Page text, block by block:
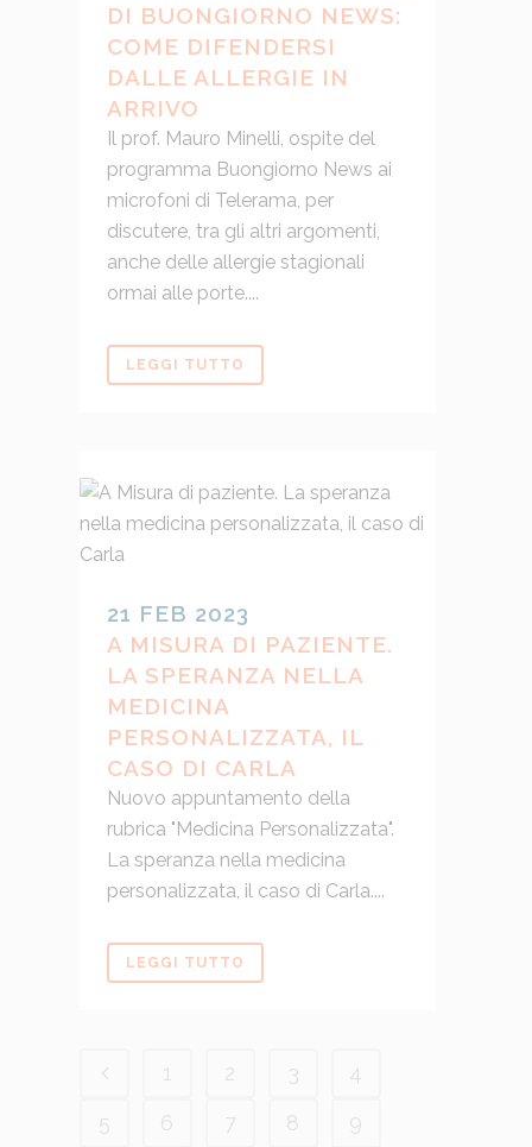
DI BUONGIORNO NEWS:
COME DIFENDERSI
DALLE ALLERGIE IN
ARRIVO
Il prof. Mauro Minelli, ospite del
programma Buongiorno News ai
microfoni di Telerama, per
discutere, tra gli altri argomenti,
anche delle allergie stagionali
ormai alle porte....
LEGGI TUTTO
21 FEB 2023
A MISURA DI PAZIENTE.
LA SPERANZA NELLA
MEDICINA
PERSONALIZZATA, IL
CASO DI CARLA
Nuovo appuntamento della
rubrica "Medicina Personalizzata".
La speranza nella medicina
personalizzata, il caso di Carla....
LEGGI TUTTO
1 2 3
4
5
6 7 8 9